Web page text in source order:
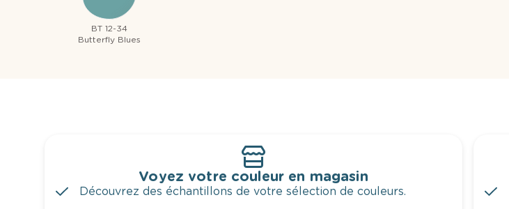
BT 12-34
Butterfly Blues
Voyez votre couleur en magasin
Découvrez des échantillons de votre sélection de couleurs.